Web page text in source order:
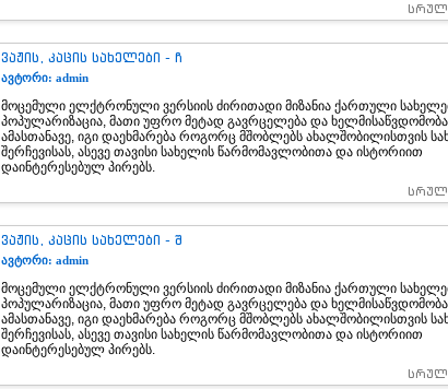
ვაჟის, კაცის სახელები - ჩ
ავტორი: admin
მოცემული ელქტრონული ვერსიის ძირითადი მიზანია ქართული
პოპულარიზაცია, მათი უფრო მეტად გავრცელება და
ამასთანავე, იგი დაეხმარება როგორც მშობლებს ახალშობილისთვის
შერჩევისას, ასევე თავისი სახელის წარმომავლობითა და ისტორიით
დაინტერესებულ პირებს.
ვაჟის, კაცის სახელები - შ
ავტორი: admin
მოცემული ელქტრონული ვერსიის ძირითადი მიზანია ქართული
პოპულარიზაცია, მათი უფრო მეტად გავრცელება და
ამასთანავე, იგი დაეხმარება როგორც მშობლებს ახალშობილისთვის
შერჩევისას, ასევე თავისი სახელის წარმომავლობითა და ისტორიით
დაინტერესებულ პირებს.